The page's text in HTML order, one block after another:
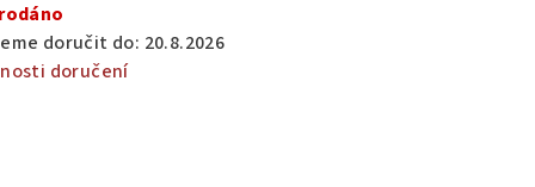
doručit do: 20.8.2026
doručení